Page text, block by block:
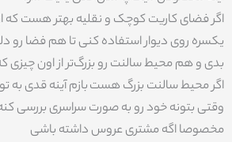
اگر فضای کاریت کوچک و نقلیه بهتر هست که
یکسره روی دیوار استفاده کنی تا هم فضا رو
بدی و هم محیط سالنت رو بزرگ‌تر از اون
اگر محیط سالنت بزرگ هست بازم آینه قدی
وقتی بتونه خود رو به صورت سراسری بررسی
مخصوصا اگه مشتری عروس داشته باشی